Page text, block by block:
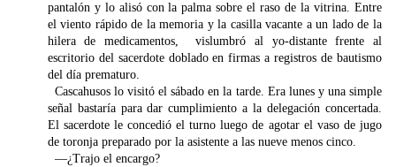
pantalón y lo alisó con la palma sobre el raso de la vitrina. Entre
el viento rápido de la memoria y la casilla vacante a un lado de la
hilera de medicamentos, vislumbró al yo-distante frente al
escritorio del sacerdote doblado en firmas a registros de bautismo
del día prematuro.
Cascahusos lo visitó el sábado en la tarde. Era lunes y una simple
señal bastaría para dar cumplimiento a la delegación concertada.
El sacerdote le concedió el turno luego de agotar el vaso de jugo
de toronja preparado por la asistente a las nueve menos cinco.
—¿Trajo el encargo?